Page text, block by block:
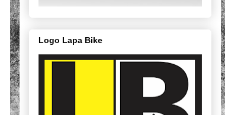
Logo Lapa Bike